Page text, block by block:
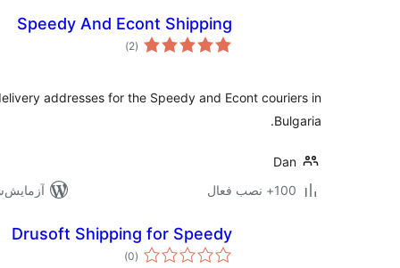
Speedy And Econt Shipping
(2 مجموع
امتیازها)
addresses for the Speedy and Econt couriers in
Bulgaria.
Dan
100+ نصب فعال
آزمایش‌شده
Drusoft Shipping for Speedy
(0 مجموع
امتیازها
)